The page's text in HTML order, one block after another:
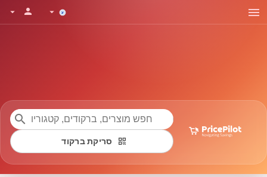
menu
arrow_drop_down
person
arrow_drop_down
search
qr_code סריקת ברקוד